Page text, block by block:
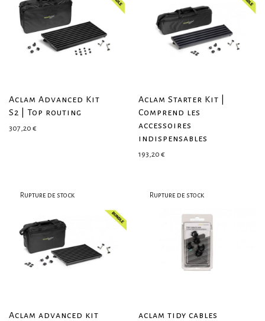
Aclam Advanced Kit
S2 | Top routing
307,20 €
Aclam Starter Kit |
Comprend les
accessoires
indispensables
193,20 €
Aclam advanced kit
aclam tidy cables